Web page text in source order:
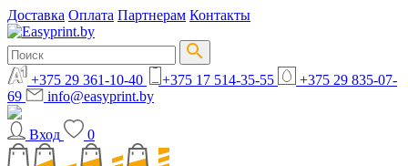
Доставка Оплата Партнерам Контакты
+375 29 361-10-40 +375 17 514-35-55
+375 29 835-07-
69
info@easyprint.by
Вход 0